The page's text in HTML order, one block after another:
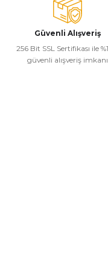
Güvenli Alışveriş
256 Bit SSL Sertifikası ile
güvenli alışveriş imkanı